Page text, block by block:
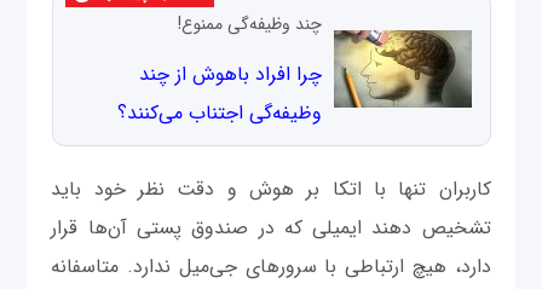
چند وظیفه‌گی ممنوع!
چرا افراد باهوش از چند
وظیفه‌گی اجتناب می‌کنند؟
کاربران تنها با اتکا بر هوش و دقت نظر خود باید
تشخیص دهند ایمیلی که در صندوق پستی آن‌ها قرار
دارد، هیچ ارتباطی با سرورهای جی‌میل ندارد. متاسفانه